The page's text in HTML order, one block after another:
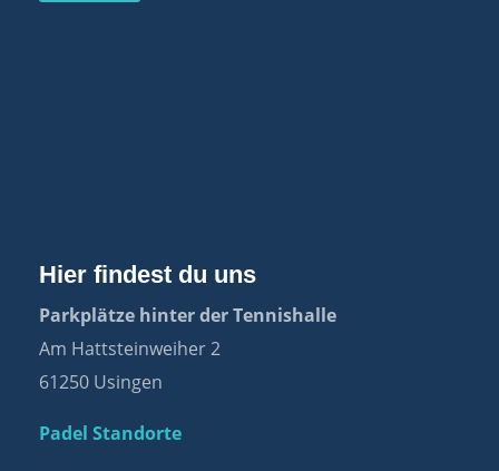
Hier findest du uns
Parkplätze hinter der Tennishalle
Am Hattsteinweiher 2
61250 Usingen
Padel Standorte